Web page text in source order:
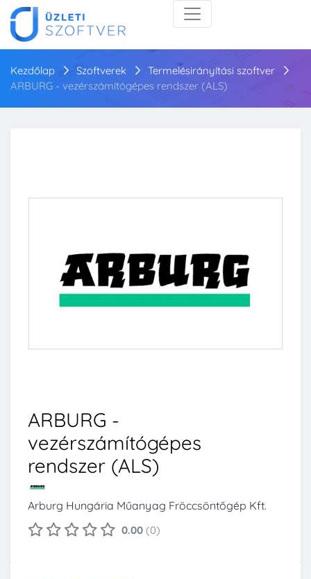
Kezdőlap Szoftverek
Termelésirányítási szoftver
ARBURG - vezérszámítógépes rendszer (ALS)
ARBURG -
vezérszámítógépes
rendszer (ALS)
Arburg Hungária Műanyag Fröccsöntőgép Kft.
0.00 (0)